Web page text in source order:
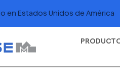
en Estados Unidos de América